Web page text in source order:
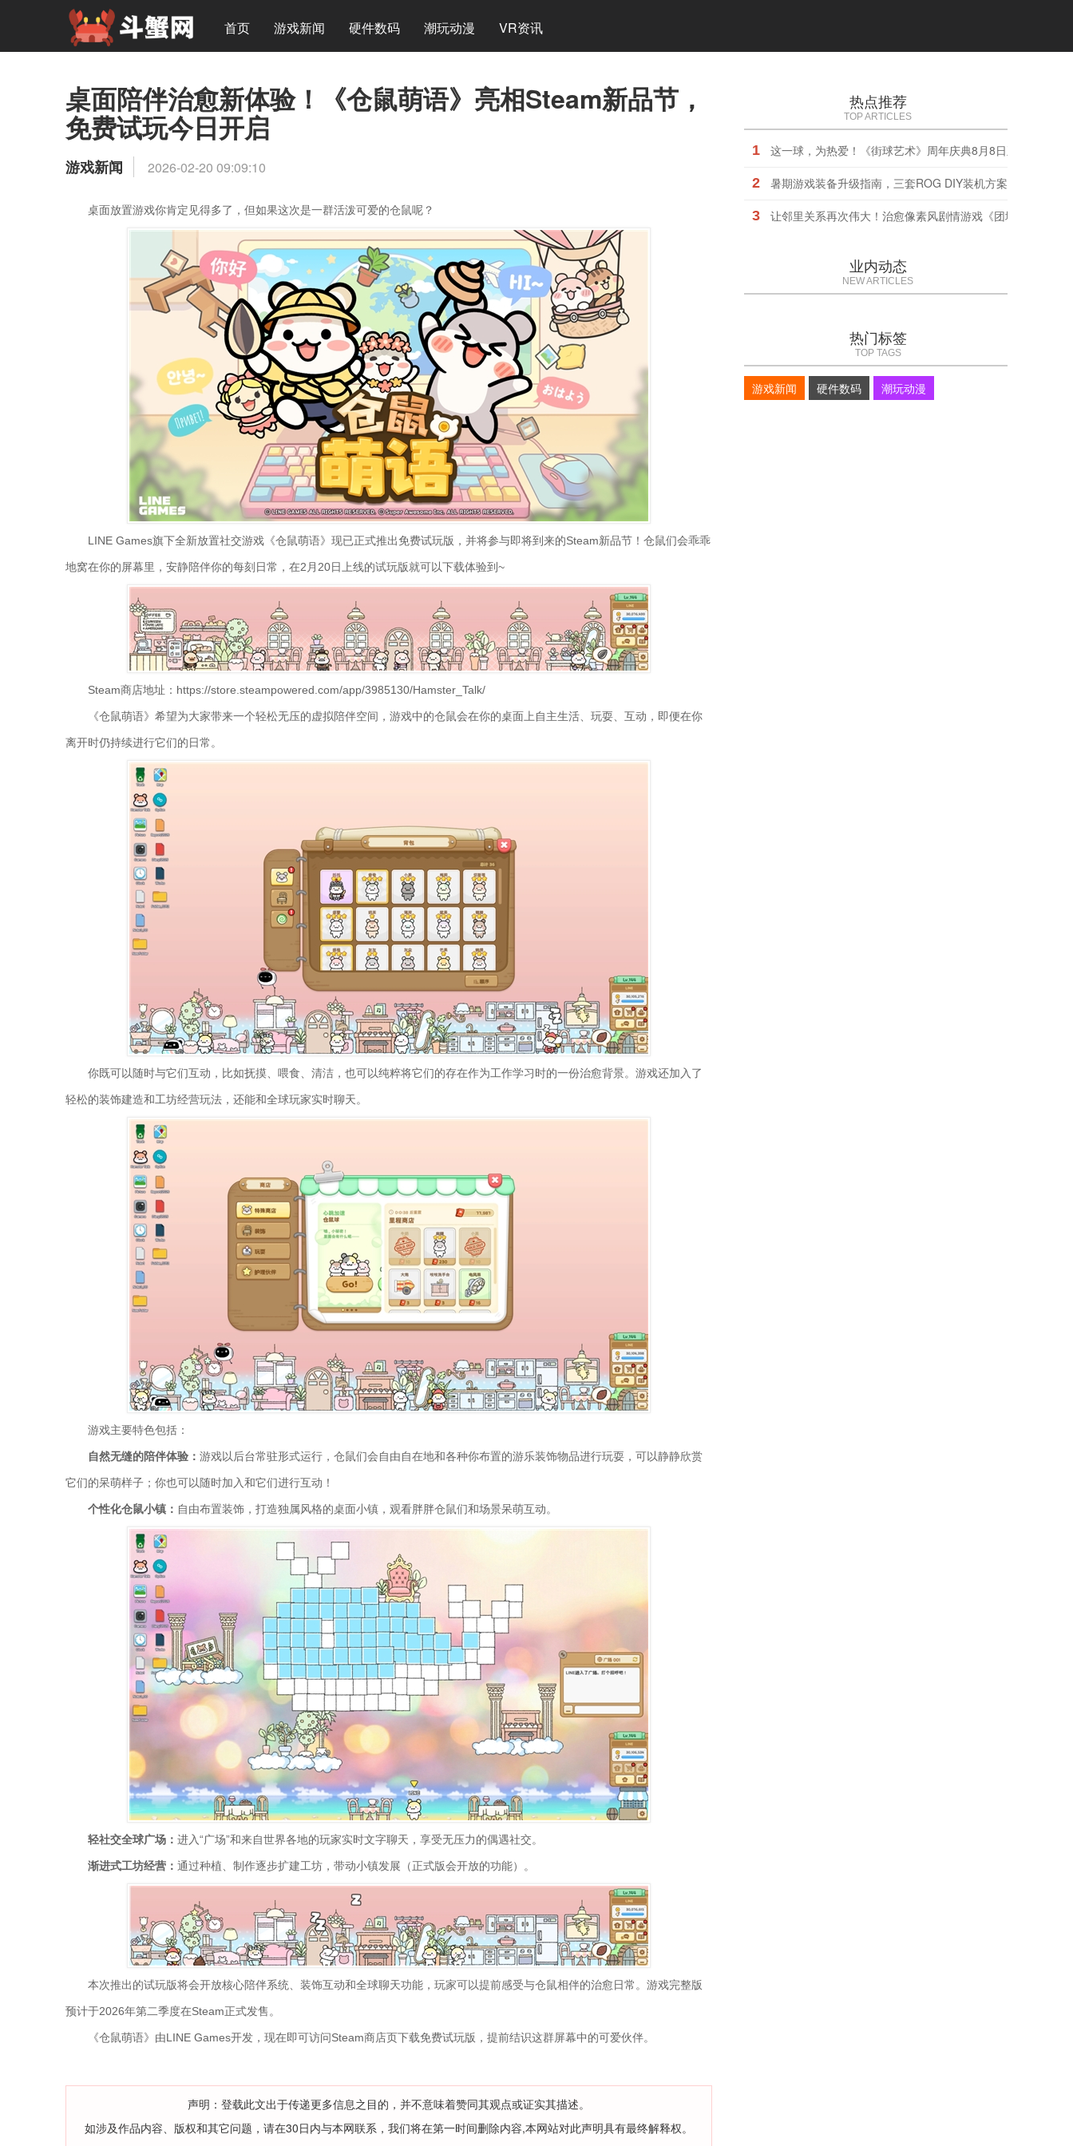
首页 游戏新闻 硬件数码 潮玩动漫 VR资讯
桌面陪伴治愈新体验！《仓鼠萌语》亮相Steam新品节，
免费试玩今日开启
游戏新闻 2026-02-20 09:09:10
桌面放置游戏你肯定见得多了，但如果这次是一群活泼可爱的仓鼠呢？
LINE Games旗下全新放置社交游戏《仓鼠萌语》现已正式推出免费试玩版，并将参与即将到来的Steam新品节！仓鼠们会乖乖
地窝在你的屏幕里，安静陪伴你的每刻日常，在2月20日上线的试玩版就可以下载体验到~
Steam商店地址：https://store.steampowered.com/app/3985130/Hamster_Talk/
《仓鼠萌语》希望为大家带来一个轻松无压的虚拟陪伴空间，游戏中的仓鼠会在你的桌面上自主生活、玩耍、互动，即便在你
离开时仍持续进行它们的日常。
你既可以随时与它们互动，比如抚摸、喂食、清洁，也可以纯粹将它们的存在作为工作学习时的一份治愈背景。游戏还加入了
轻松的装饰建造和工坊经营玩法，还能和全球玩家实时聊天。
游戏主要特色包括：
自然无缝的陪伴体验： 游戏以后台常驻形式运行，仓鼠们会自由自在地和各种你布置的游乐装饰物品进行玩耍，可以静静欣赏
它们的呆萌样子；你也可以随时加入和它们进行互动！
个性化仓鼠小镇： 自由布置装饰，打造独属风格的桌面小镇，观看胖胖仓鼠们和场景呆萌互动。
轻社交全球广场： 进入“广场”和来自世界各地的玩家实时文字聊天，享受无压力的偶遇社交。
渐进式工坊经营： 通过种植、制作逐步扩建工坊，带动小镇发展（正式版会开放的功能）。
本次推出的试玩版将会开放核心陪伴系统、装饰互动和全球聊天功能，玩家可以提前感受与仓鼠相伴的治愈日常。游戏完整版
预计于2026年第二季度在Steam正式发售。
《仓鼠萌语》由LINE Games开发，现在即可访问Steam商店页下载免费试玩版，提前结识这群屏幕中的可爱伙伴。
声明：登载此文出于传递更多信息之目的，并不意味着赞同其观点或证实其描述。
如涉及作品内容、版权和其它问题，请在30日内与本网联系，我们将在第一时间删除内容,本网站对此声明具有最终解释权。
热点推荐
TOP ARTICLES
1 这一球，为热爱！《街球艺术》周年庆典8月8日正式上线，
2 暑期游戏装备升级指南，三套ROG DIY装机方案任你选择
3 让邻里关系再次伟大！治愈像素风剧情游戏《团地日和》定
业内动态
NEW ARTICLES
热门标签
TOP TAGS
游戏新闻 硬件数码 潮玩动漫